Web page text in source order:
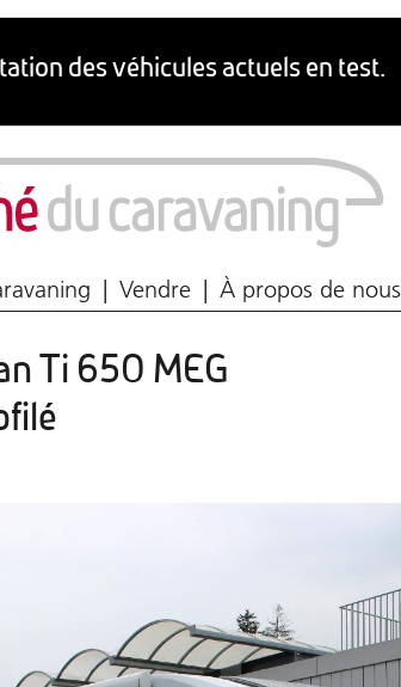
Vendre À propos de nous
Ti 650 MEG